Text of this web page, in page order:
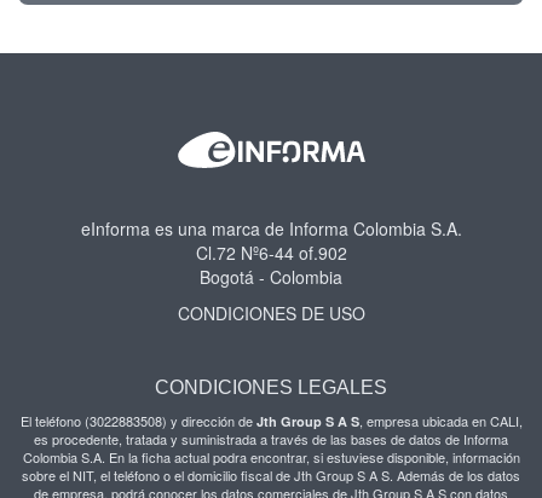
eInforma es una marca de Informa Colombia S.A.
Cl.72 Nº6-44 of.902
Bogotá - Colombia
CONDICIONES DE USO
CONDICIONES LEGALES
El teléfono (3022883508) y dirección de Jth Group S A S, empresa ubicada en CALI,
es procedente, tratada y suministrada a través de las bases de datos de Informa
Colombia S.A. En la ficha actual podra encontrar, si estuviese disponible, información
sobre el NIT, el teléfono o el domicilio fiscal de Jth Group S A S. Además de los datos
de empresa, podrá conocer los datos comerciales de Jth Group S A S con datos